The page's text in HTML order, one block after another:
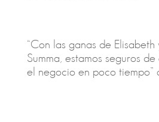
“Con las ganas de
Summa, estamos seguros
el negocio en poco tiempo”